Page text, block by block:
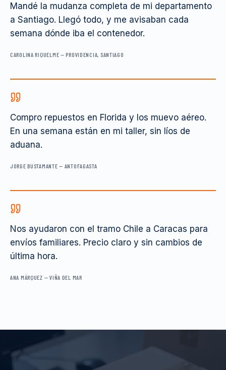
Mandé la mudanza completa de mi departamento
a Santiago. Llegó todo, y me avisaban cada
semana dónde iba el contenedor.
CAROLINA RIQUELME —PROVIDENCIA, SANTIAGO
Compro repuestos en Florida y los muevo aéreo.
En una semana están en mi taller, sin líos de
aduana.
JORGE BUSTAMANTE — ANTOFAGASTA
Nos ayudaron con el tramo Chile a Caracas para
envíos familiares. Precio claro y sin cambios de
última hora.
ANA MÁRQUEZ —VIÑA DEL MAR